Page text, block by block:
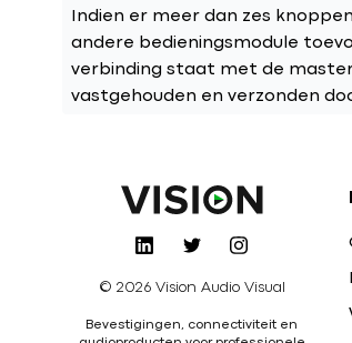
Indien er meer dan zes
andere bedieningsmodule
verbinding staat met de
vastgehouden en verzonden
© 2026 Vision Audio Visual
Bevestigingen, connectiviteit en